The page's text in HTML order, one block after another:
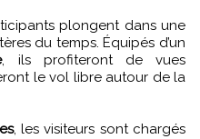
plongent dans une
du temps. Équipés d’un
, ils profiteront de vues
le vol libre autour de la
, les visiteurs sont chargés